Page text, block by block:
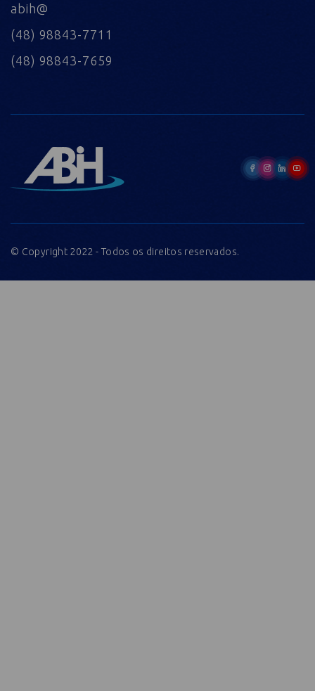
abih@
(48) 98843-7711
(48) 98843-7659
© Copyright 2022 - Todos os direitos reservados.